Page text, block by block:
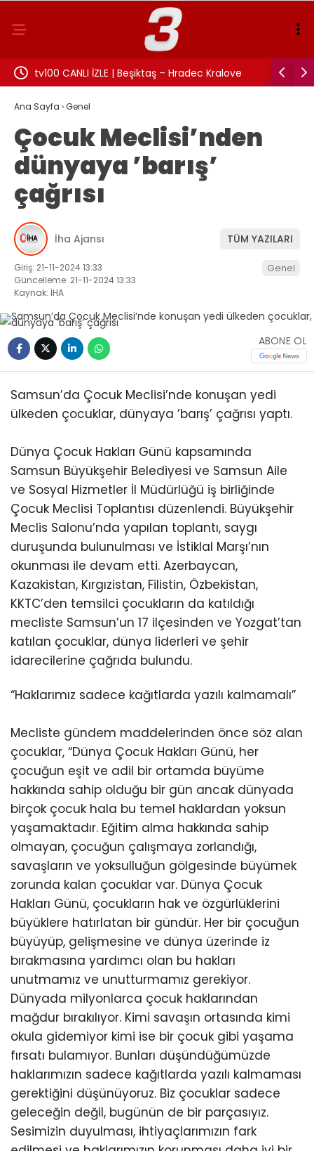
tv100 CANLI İZLE | Beşiktaş – Hradec Kralove
maçı canlı izle!
İzmit
Ana Sayfa ›Genel
Çocuk Meclisi’nden
dünyaya ’barış’
çağrısı
İha Ajansı TÜM YAZILARI
Giriş: 21-11-2024 13:33
Güncelleme: 21-11-2024 13:33
Kaynak: İHA
Genel
ABONE OL
Samsun’da Çocuk Meclisi’nde konuşan yedi
ülkeden çocuklar, dünyaya ’barış’ çağrısı yaptı.
Dünya Çocuk Hakları Günü kapsamında
Samsun Büyükşehir Belediyesi ve Samsun Aile
ve Sosyal Hizmetler İl Müdürlüğü iş birliğinde
Çocuk Meclisi Toplantısı düzenlendi. Büyükşehir
Meclis Salonu’nda yapılan toplantı, saygı
duruşunda bulunulması ve İstiklal Marşı’nın
okunması ile devam etti. Azerbaycan,
Kazakistan, Kırgızistan, Filistin, Özbekistan,
KKTC’den temsilci çocukların da katıldığı
mecliste Samsun’un 17 ilçesinden ve Yozgat’tan
katılan çocuklar, dünya liderleri ve şehir
idarecilerine çağrıda bulundu.
“Haklarımız sadece kağıtlarda yazılı kalmamalı”
Mecliste gündem maddelerinden önce söz alan
çocuklar, “Dünya Çocuk Hakları Günü, her
çocuğun eşit ve adil bir ortamda büyüme
hakkında sahip olduğu bir gün ancak dünyada
birçok çocuk hala bu temel haklardan yoksun
yaşamaktadır. Eğitim alma hakkında sahip
olmayan, çocuğun çalışmaya zorlandığı,
savaşların ve yoksulluğun gölgesinde büyümek
zorunda kalan çocuklar var. Dünya Çocuk
Hakları Günü, çocukların hak ve özgürlüklerini
büyüklere hatırlatan bir gündür. Her bir çocuğun
büyüyüp, gelişmesine ve dünya üzerinde iz
bırakmasına yardımcı olan bu hakları
unutmamız ve unutturmamız gerekiyor.
Dünyada milyonlarca çocuk haklarından
mağdur bırakılıyor. Kimi savaşın ortasında kimi
okula gidemiyor kimi ise bir çocuk gibi yaşama
fırsatı bulamıyor. Bunları düşündüğümüzde
haklarımızın sadece kağıtlarda yazılı kalmaması
gerektiğini düşünüyoruz. Biz çocuklar sadece
geleceğin değil, bugünün de bir parçasıyız.
Sesimizin duyulması, ihtiyaçlarımızın fark